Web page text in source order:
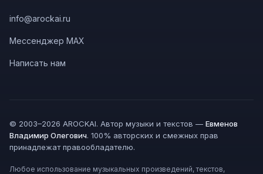
info@arockai.ru
Мессенджер MAX
Написать нам
© 2003–2026 AROCKAI. Автор музыки и текстов — Евменов
Владимир Олегович. 100% авторских и смежных прав
принадлежат правообладателю.
Любое использование музыкальных произведений, текстов,